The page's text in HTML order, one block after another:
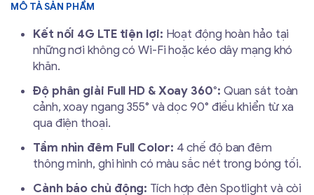
MÔ TẢ SẢN PHẨM
Kết nối 4G LTE tiện lợi: Hoạt động hoàn hảo tại
những nơi không có Wi-Fi hoặc kéo dây mạng khó
khăn.
Độ phân giải Full HD & Xoay 360°: Quan sát toàn
cảnh, xoay ngang 355° và dọc 90° điều khiển từ xa
qua điện thoại.
Tầm nhìn đêm Full Color: 4 chế độ ban đêm
thông minh, ghi hình có màu sắc nét trong bóng tối.
Cảnh báo chủ động: Tích hợp đèn Spotlight và còi